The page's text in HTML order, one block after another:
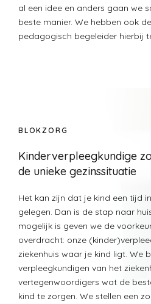
al een idee en anders gaan we
beste manier. We hebben ook
pedagogisch begeleider hierbij
BLOKZORG
Kinderverpleegkundige
de unieke gezinssituatie
Het kan zijn dat je kind een tijd
gelegen. Dan is de stap naar
mogelijk is geven we de
overdracht: onze
ziekenhuis waar je kind ligt. We
verpleegkundigen van het
vertegenwoordigers wat de
kind te zorgen. We stellen een